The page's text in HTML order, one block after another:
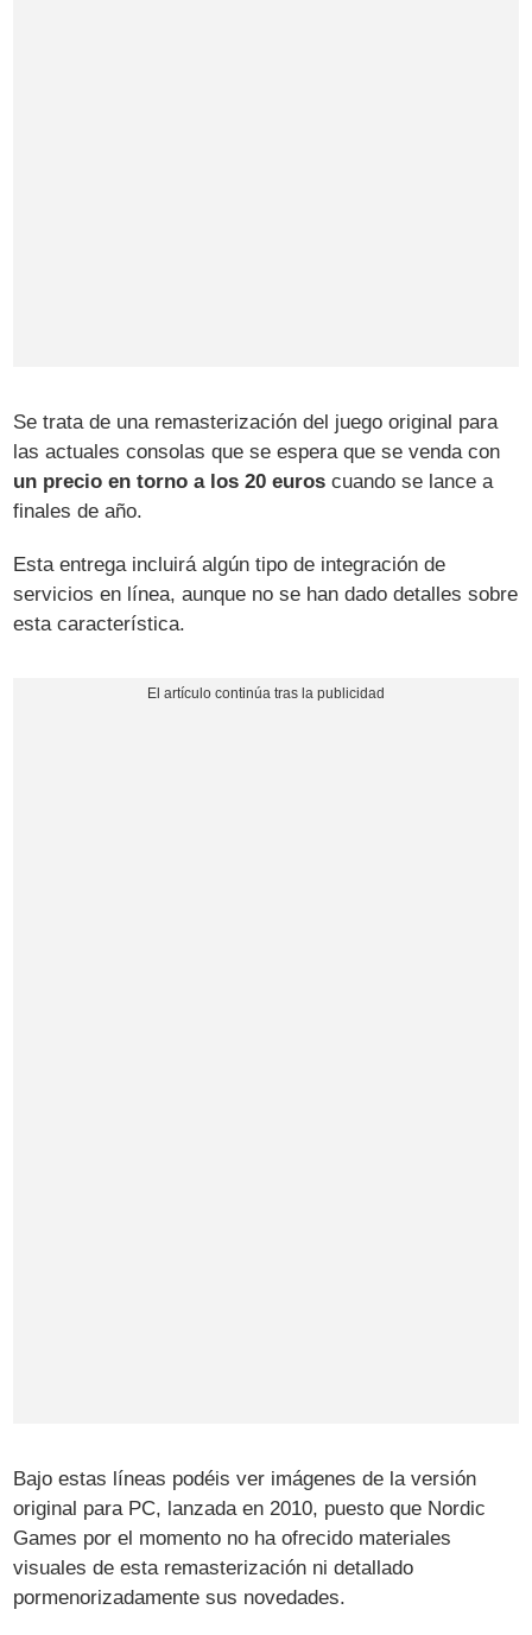
Se trata de una remasterización del juego original para
las actuales consolas que se espera que se venda con
un precio en torno a los 20 euros cuando se lance a
finales de año.
Esta entrega incluirá algún tipo de integración de
servicios en línea, aunque no se han dado detalles sobre
esta característica.
Bajo estas líneas podéis ver imágenes de la versión
original para PC, lanzada en 2010, puesto que Nordic
Games por el momento no ha ofrecido materiales
visuales de esta remasterización ni detallado
pormenorizadamente sus novedades.